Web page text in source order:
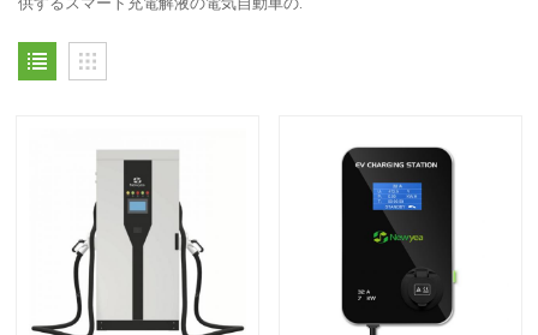
供するスマート充電解液の電気自動車の.